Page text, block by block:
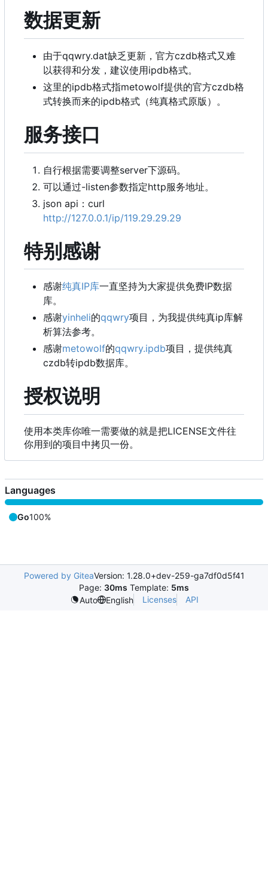
数据更新
由于qqwry.dat缺乏更新，官方czdb格式又难
以获得和分发，建议使用ipdb格式。
这里的ipdb格式指metowolf提供的官方czdb格
式转换而来的ipdb格式（纯真格式原版）。
服务接口
自行根据需要调整server下源码。
可以通过-listen参数指定http服务地址。
json api ： curl
http://127.0.0.1/ip/119.29.29.29
特别感谢
感谢纯真IP库一直坚持为大家提供免费IP数据
库。
感谢yinheli的qqwry项目，为我提供纯真ip库解
析算法参考。
感谢metowolf的qqwry.ipdb项目，提供纯真
czdb转ipdb数据库。
授权说明
使用本类库你唯一需要做的就是把LICENSE文件往
你用到的项目中拷贝一份。
Languages
Go100%
Powered by GiteaVersion: 1.28.0+dev-259-ga7df0d5f41
Page: 30ms Template: 5ms
Auto
English Licenses API